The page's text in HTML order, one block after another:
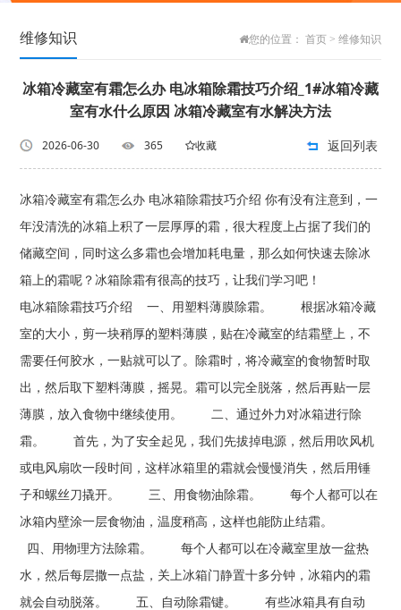
维修知识 您的位置： 首页> 维修知识
冰箱冷藏室有霜怎么办 电冰箱除霜技巧介绍_1#冰箱冷藏
室有水什么原因 冰箱冷藏室有水解决方法
2026-06-30 365 收藏 返回列表
冰箱冷藏室有霜怎么办 电冰箱除霜技巧介绍 你有没有注意到，一
年没清洗的冰箱上积了一层厚厚的霜，很大程度上占据了我们的
储藏空间，同时这么多霜也会增加耗电量，那么如何快速去除冰
箱上的霜呢？冰箱除霜有很高的技巧，让我们学习吧！
电冰箱除霜技巧介绍 一、用塑料薄膜除霜。 根据冰箱冷藏
室的大小，剪一块稍厚的塑料薄膜，贴在冷藏室的结霜壁上，不
需要任何胶水，一贴就可以了。除霜时，将冷藏室的食物暂时取
出，然后取下塑料薄膜，摇晃。霜可以完全脱落，然后再贴一层
薄膜，放入食物中继续使用。 二、通过外力对冰箱进行除
霜。 首先，为了安全起见，我们先拔掉电源，然后用吹风机
或电风扇吹一段时间，这样冰箱里的霜就会慢慢消失，然后用锤
子和螺丝刀撬开。 三、用食物油除霜。 每个人都可以在
冰箱内壁涂一层食物油，温度稍高，这样也能防止结霜。
四、用物理方法除霜。 每个人都可以在冷藏室里放一盆热
水，然后每层撒一点盐，关上冰箱门静置十多分钟，冰箱内的霜
就会自动脱落。 五、自动除霜键。 有些冰箱具有自动